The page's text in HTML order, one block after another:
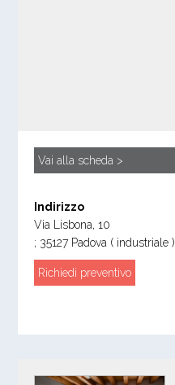
Vai alla scheda >
Indirizzo
Via Lisbona, 10
; 35127 Padova ( industriale )
Richiedi preventivo